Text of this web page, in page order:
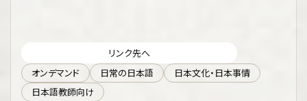
リンク先へ
オンデマンド
日常の日本語
日本文化・日本事情
日本語教師向け